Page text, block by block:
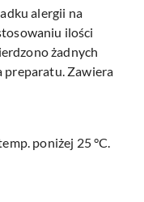
alergii na
ilości
żadnych
preparatu. Zawiera
poniżej 25 °C.